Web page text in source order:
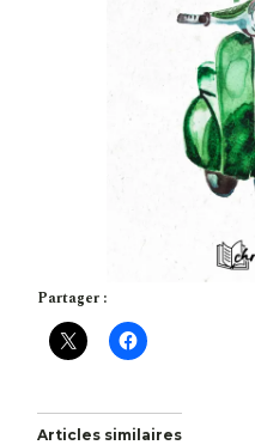
Partager :
Articles similaires